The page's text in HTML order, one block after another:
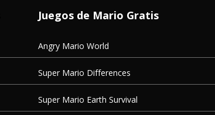
Juegos de Mario Gratis
Angry Mario World
Super Mario Differences
Super Mario Earth Survival